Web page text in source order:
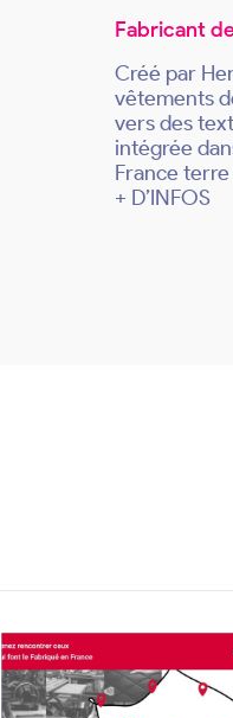
Fabricant
Créé par
vêtements
vers des
intégrée
France
+ D’INFOS